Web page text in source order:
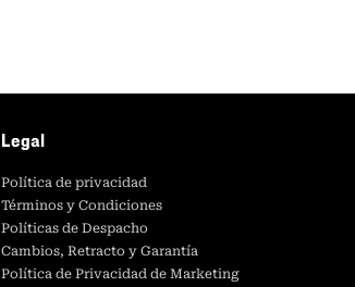
Legal
Política de privacidad
Términos y Condiciones
Políticas de Despacho
Cambios, Retracto y Garantía
Política de Privacidad de Marketing